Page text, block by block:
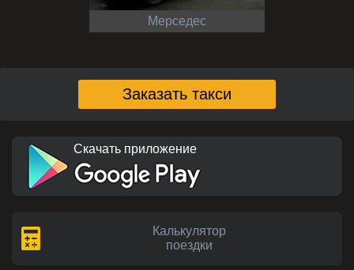
Мерседес
Заказать такси
Скачать приложение
Калькулятор
поездки